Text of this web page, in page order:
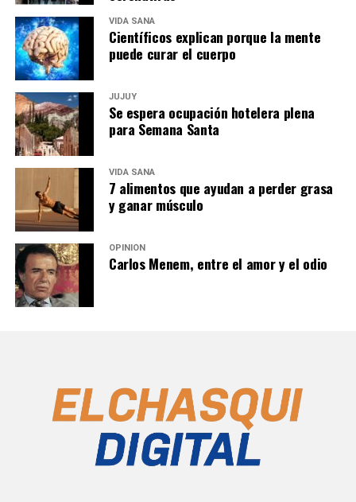
VIDA SANA
Científicos explican porque la mente
puede curar el cuerpo
JUJUY
Se espera ocupación hotelera plena
para Semana Santa
VIDA SANA
7 alimentos que ayudan a perder grasa
y ganar músculo
OPINIÓN
Carlos Menem, entre el amor y el odio